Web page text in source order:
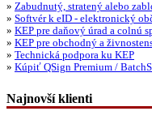
» Zabudnutý, stratený alebo
» Softvér k eID - elektronický
» KEP pre daňový úrad a colnú
» KEP pre obchodný a
» Technická podpora ku KEP
» Kúpiť QSign Premium /
Najnovší klienti